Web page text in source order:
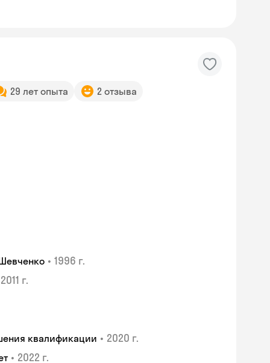
29 лет опыта 2 отзыва
• 1996 г.
2011 г.
квалификации • 2020 г.
• 2022 г.
Skyeng Chat